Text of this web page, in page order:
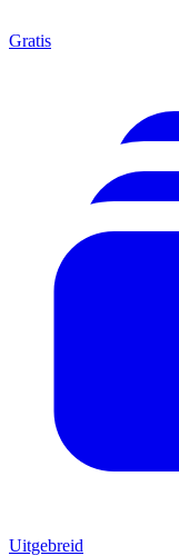
Gratis
Uitgebreid